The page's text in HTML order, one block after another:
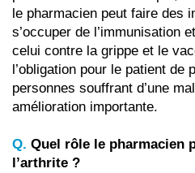
le pharmacien peut faire des
s’occuper de l’immunisation
celui contre la grippe et le
l’obligation pour le patient de
personnes souffrant d’une
amélioration importante.
Q. Quel rôle le pharmacien
l’arthrite ?